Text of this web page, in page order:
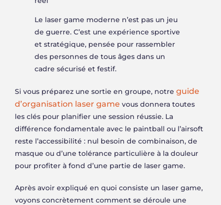
Le laser game moderne n’est pas un jeu
de guerre. C’est une expérience sportive
et stratégique, pensée pour rassembler
des personnes de tous âges dans un
cadre sécurisé et festif.
Si vous préparez une sortie en groupe, notre guide
d’organisation laser game vous donnera toutes
les clés pour planifier une session réussie. La
différence fondamentale avec le paintball ou l’airsoft
reste l’accessibilité : nul besoin de combinaison, de
masque ou d’une tolérance particulière à la douleur
pour profiter à fond d’une partie de laser game.
Après avoir expliqué en quoi consiste un laser game,
voyons concrètement comment se déroule une